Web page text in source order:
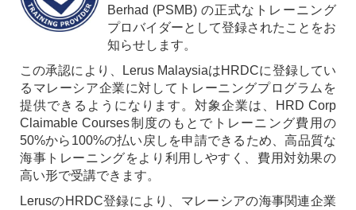
Berhad (PSMB) の正式なトレーニング
プロバイダーとして登録されたことをお
知らせします。
この承認により、Lerus MalaysiaはHRDCに登録してい
るマレーシア企業に対してトレーニングプログラムを
提供できるようになります。対象企業は、HRD Corp
Claimable Courses制度のもとでトレーニング費用の
50%から100%の払い戻しを申請できるため、高品質な
海事トレーニングをより利用しやすく、費用対効果の
高い形で受講できます。
LerusのHRDC登録により、マレーシアの海事関連企業